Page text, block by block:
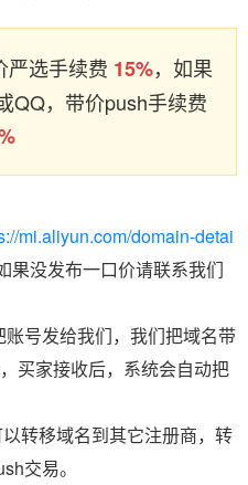
严选手续费 15%，如果
QQ，带价push手续费
mi.aliyun.com/domain-detai
如果没发布一口价请联系我们
号发给我们，我们把域名带
买家接收后，系统会自动把
转移域名到其它注册商，转
交易。